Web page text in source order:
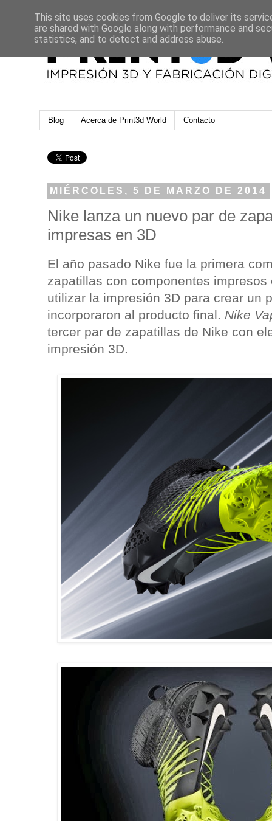
Blog Acerca de Print3d World Contacto
MIÉRCOLES, 5 DE MARZO DE 2014
Nike lanza un nuevo par de
impresas en 3D
El año pasado Nike fue la primera
zapatillas con componentes
utilizar la impresión 3D para crear un
incorporaron al producto final. Nike
tercer par de zapatillas de Nike con
impresión 3D.
This site uses cookies from Google to deliver its
are shared with Google along with performance and
statistics, and to detect and address abuse.